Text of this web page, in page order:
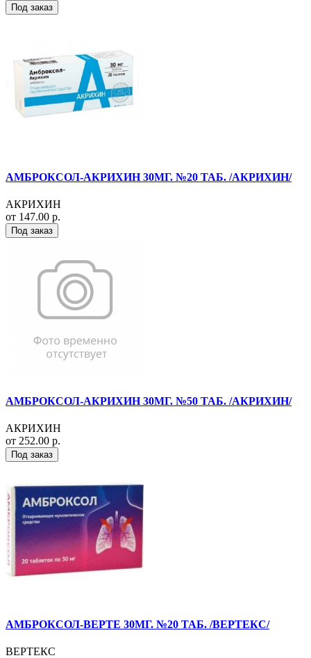
Под заказ
АМБРОКСОЛ-АКРИХИН 30МГ. №20 ТАБ. /АКРИХИН/
АКРИХИН
от 147.00 р.
Под заказ
АМБРОКСОЛ-АКРИХИН 30МГ. №50 ТАБ. /АКРИХИН/
АКРИХИН
от 252.00 р.
Под заказ
АМБРОКСОЛ-ВЕРТЕ 30МГ. №20 ТАБ. /ВЕРТЕКС/
ВЕРТЕКС